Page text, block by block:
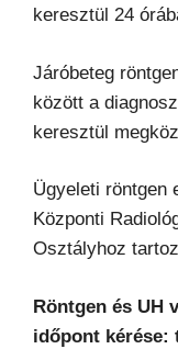
keresztül 24
Járóbeteg
között a
keresztül
Ügyeleti röntgen
Központi
Osztályhoz
Röntgen és UH
időpont kérése: